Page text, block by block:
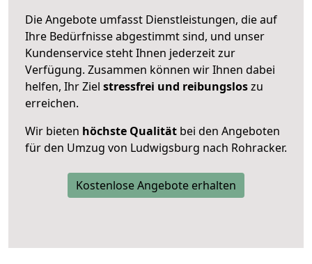
Die Angebote umfasst Dienstleistungen, die auf
Ihre Bedürfnisse abgestimmt sind, und unser
Kundenservice steht Ihnen jederzeit zur
Verfügung. Zusammen können wir Ihnen dabei
helfen, Ihr Ziel stressfrei und reibungsloszu
erreichen.
Wir bieten höchste Qualität bei den Angeboten
für den Umzug von Ludwigsburg nach Rohracker.
Kostenlose Angebote erhalten